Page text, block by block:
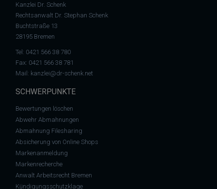
Kanzlei Dr. Schenk
Rechtsanwalt Dr. Stephan Schenk
Buchtstraße 13
28195 Bremen
Tel: 0421 566 38 780
Fax: 0421 566 38 781
Mail: kanzlei@dr-schenk.net
SCHWERPUNKTE
Bewertungen löschen
Abwehr Abmahnungen
Abmahnung Filesharing
Absicherung von Online Shops
Markenanmeldung
Markenrecherche
Anwalt Arbeitsrecht Bremen
Kündigungsschutzklage